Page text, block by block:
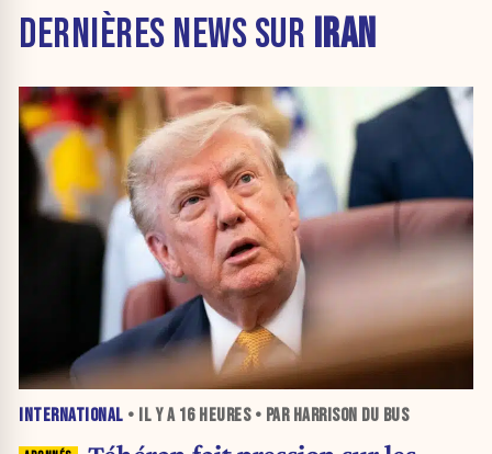
DERNIÈRES NEWS SUR IRAN
INTERNATIONAL • IL Y A 16 HEURES• PAR HARRISON DU BUS